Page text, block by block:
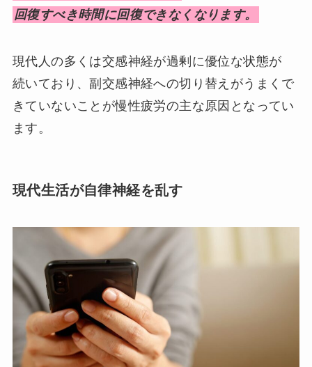
回復すべき時間に回復できなくなります。
現代人の多くは交感神経が過剰に優位な状態が
続いており、副交感神経への切り替えがうまくで
きていないことが慢性疲労の主な原因となってい
ます。
現代生活が自律神経を乱す